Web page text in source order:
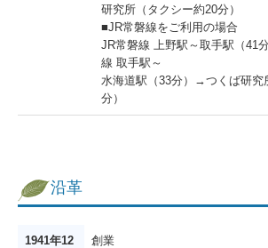
研究所（タクシー約20分）
■JR常磐線をご利用の場合
JR常磐線 上野駅～取手駅（41
線 取手駅～
水海道駅（33分）→つくば研究
分）
沿革
1941年12
創業